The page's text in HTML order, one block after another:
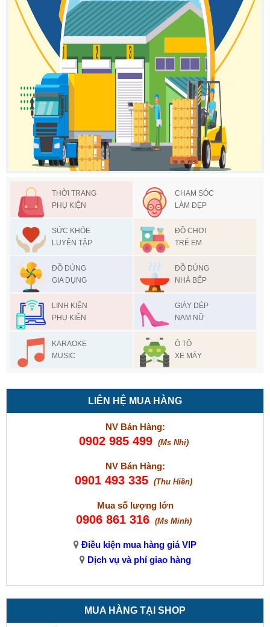
THỜI TRANG
PHỤ KIỆN
CHAM SÓC
LÀM ĐẸP
SỨC KHỎE
LUYỆN TẬP
ĐỒ CHƠI
TRẺ EM
ĐỒ DÙNG
GIA DỤNG
ĐỒ DÙNG
NHÀ BẾP
LINH KIỆN
PHỤ KIỆN
GIÀY DÉP
NAM NỮ
KARAOKE
MUSIC
Ô TÔ
XE MÁY
LIÊN HỆ MUA HÀNG
NV Bán Hàng:
0902 985 499 (Ms Nhi)
NV Bán Hàng:
0901 493 335 (Thu Hiền)
Mua số lượng lớn
0906 861 316 (Ms Minh)
Điều kiện mua hàng giá VIP
Dịch vụ và phí giao hàng
MUA HÀNG TẠI SHOP